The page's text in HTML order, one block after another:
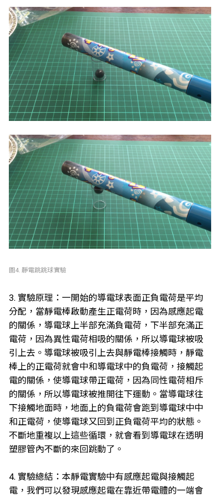
圖4. 靜電跳跳球實驗
3. 實驗原理：一開始的導電球表面正負電荷是平均
分配，當靜電棒啟動產生正電荷時，因為感應起電
的關係，導電球上半部充滿負電荷，下半部充滿正
電荷，因為異性電荷相吸的關係，所以導電球被吸
引上去。導電球被吸引上去與靜電棒接觸時，靜電
棒上的正電荷就會中和導電球中的負電荷，接觸起
電的關係，使導電球帶正電荷，因為同性電荷相斥
的關係，所以導電球被推開往下運動。當導電球往
下接觸地面時，地面上的負電荷會跑到導電球中中
和正電荷，使導電球又回到正負電荷平均的狀態。
不斷地重複以上這些循環，就會看到導電球在透明
塑膠管內不斷的來回跳動了。
4. 實驗總結：本靜電實驗中有感應起電與接觸起
電，我們可以發現感應起電在靠近帶電體的一端會